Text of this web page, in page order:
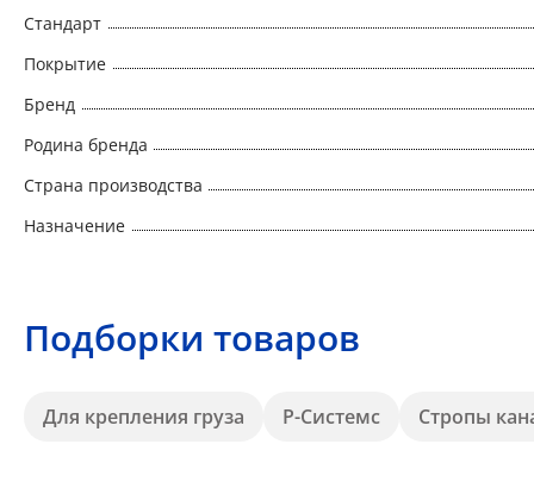
Стандарт
Покрытие
Бренд
Родина бренда
Страна производства
Назначение
Подборки товаров
Для крепления груза Р-Системс Стропы